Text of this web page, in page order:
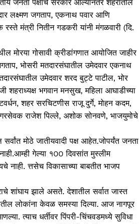
जनता पक्षाचे सरकार आल्यानंतर शहरातील
लक्ष्मण जगताप, एकनाथ पवार आणि
मंत्री नितीन गडकरी यांनी मंगळवारी (दि.
मोरया गोसावी क्रीडांगणात आयोजित जाहीर
भोसरी मतदारसंघातील उमेदवार एकनाथ
उमेदवार शरद बुट्टे पाटील, भोर
शहराध्यक्ष भगवान मनसुख, महिला आघाडीच्या
शहर सरचिटणीस राजू दुर्गे, मोहन कदम,
राजेश पिल्ले, अशोक सोनवणे, भाजयुमोचे
मोठे जातीयवादी पक्ष आहेत.जोपर्यंत जनता
नाही.आम्ही गेल्या १00 दिवसांत मुस्लीम
नाही. त्तसेच विकासाच्या बाबतीत भाजप
शांघाय झाले असते. देशातील सर्वात जास्त
लोकांना केवळ समस्या दिल्या. आज नागपूर
त्याच धर्तीवर पिंपरी-चिंचवडमध्ये सुविधा